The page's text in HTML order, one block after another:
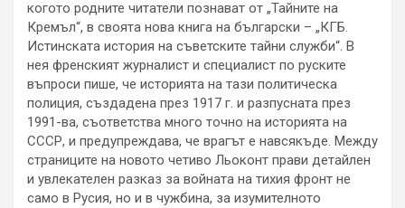
когото родните читатели познават от „Тайните на
Кремъл“, в своята нова книга на български – „КГБ.
Истинската история на съветските тайни служби“. В
нея френският журналист и специалист по руските
въпроси пише, че историята на тази политическа
полиция, създадена през 1917 г. и разпусната през
1991-ва, съответства много точно на историята на
СССР, и предупреждава, че врагът е навсякъде. Между
страниците на новото четиво Льоконт прави детайлен
и увлекателен разказ за войната на тихия фронт не
само в Русия, но и в чужбина, за изумителното